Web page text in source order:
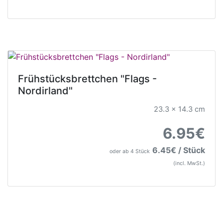
Frühstücksbrettchen "Flags -
Nordirland"
23.3 x 14.3 cm
6.95€
oder ab 4 Stück 6.45€ / Stück
(incl. MwSt.)